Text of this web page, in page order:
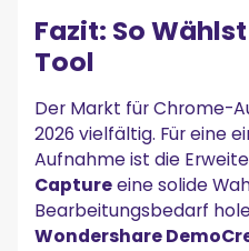
Fazit: So
Tool
Der Markt für Chrome-
2026 vielfältig. Für eine
Aufnahme ist die
Captureeine solide
Bearbeitungsbedarf
Wondershare